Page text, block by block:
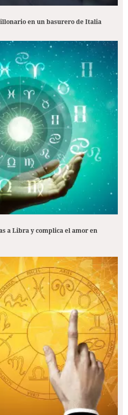
en un basurero de Italia
a Libra y complica el amor en